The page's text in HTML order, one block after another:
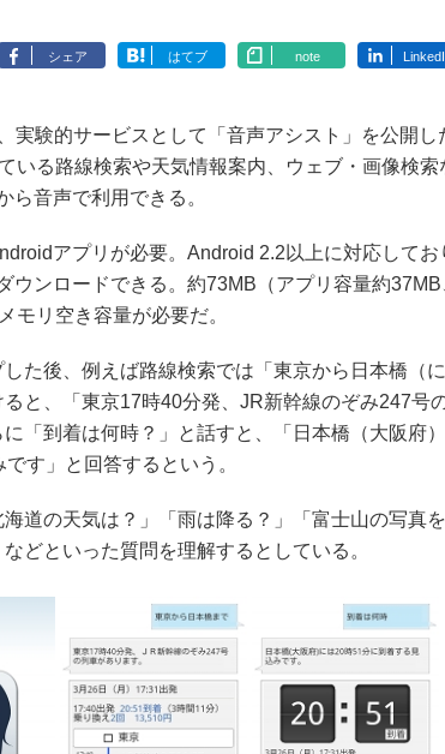
シェア はてブ note
験的サービスとして「音声アシスト」を公開し
いる路線検索や天気情報案内、ウェブ・画像検索
ら音声で利用できる。
アプリが必要。Android 2.2以上に対応してお
ウンロードできる。約73MB（アプリ容量約37MB
モリ空き容量が必要だ。
た後、例えば路線検索では「東京から日本橋（
と、「東京17時40分発、JR新幹線のぞみ247号
「到着は何時？」と話すと、「日本橋（大阪府
す」と回答するという。
道の天気は？」「雨は降る？」「富士山の写真
どといった質問を理解するとしている。